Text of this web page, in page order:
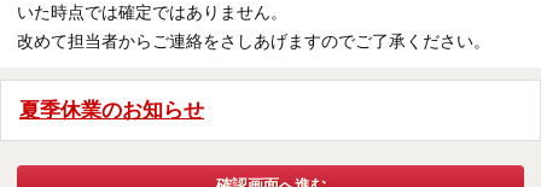
いた時点では確定ではありません。
改めて担当者からご連絡をさしあげますのでご了承ください。
夏季休業のお知らせ